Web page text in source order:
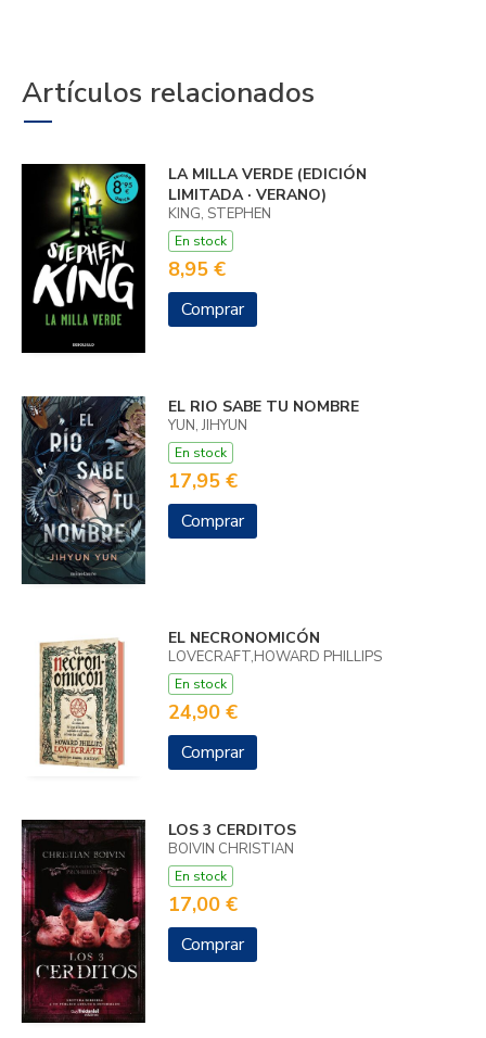
Artículos relacionados
LA MILLA VERDE (EDICIÓN
LIMITADA · VERANO)
KING, STEPHEN
En stock
8,95 €
Comprar
EL RIO SABE TU NOMBRE
YUN, JIHYUN
En stock
17,95 €
Comprar
EL NECRONOMICÓN
LOVECRAFT,HOWARD PHILLIPS
En stock
24,90 €
Comprar
LOS 3 CERDITOS
BOIVIN CHRISTIAN
En stock
17,00 €
Comprar